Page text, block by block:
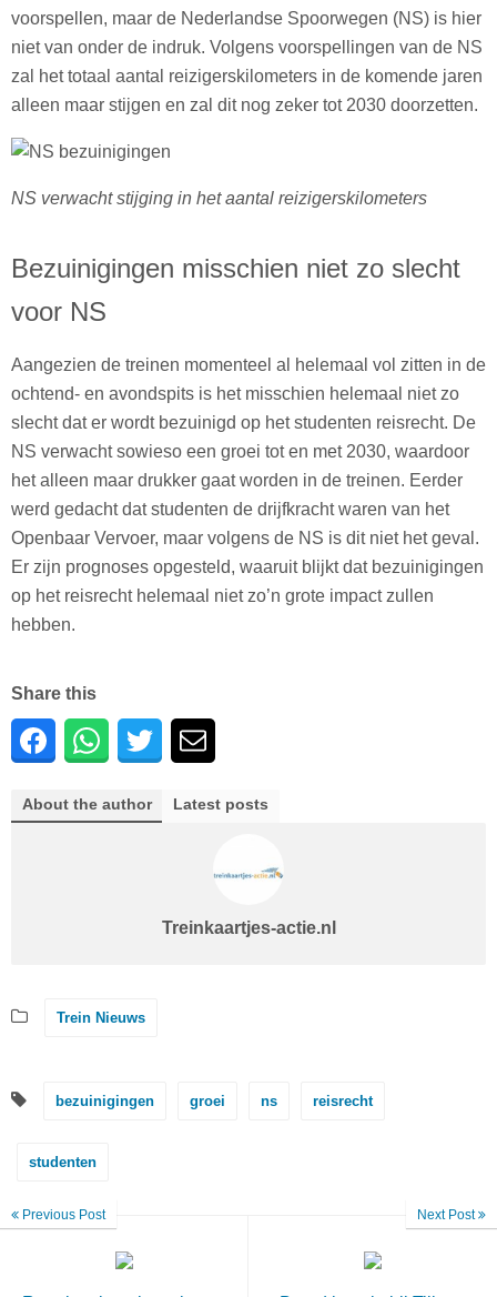
voorspellen, maar de Nederlandse Spoorwegen (NS) is hier
niet van onder de indruk. Volgens voorspellingen van de NS
zal het totaal aantal reizigerskilometers in de komende jaren
alleen maar stijgen en zal dit nog zeker tot 2030 doorzetten.
NS verwacht stijging in het aantal reizigerskilometers
Bezuinigingen misschien niet zo slecht
voor NS
Aangezien de treinen momenteel al helemaal vol zitten in de
ochtend- en avondspits is het misschien helemaal niet zo
slecht dat er wordt bezuinigd op het studenten reisrecht. De
NS verwacht sowieso een groei tot en met 2030, waardoor
het alleen maar drukker gaat worden in de treinen. Eerder
werd gedacht dat studenten de drijfkracht waren van het
Openbaar Vervoer, maar volgens de NS is dit niet het geval.
Er zijn prognoses opgesteld, waaruit blijkt dat bezuinigingen
op het reisrecht helemaal niet zo’n grote impact zullen
hebben.
Share this
About the author Latest posts
Treinkaartjes-actie.nl
Trein Nieuws
bezuinigingen groei ns reisrecht
studenten
Previous Post Next Post